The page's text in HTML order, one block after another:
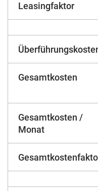
Leasingfaktor
Gesamtkosten
Gesamtkosten /
Monat